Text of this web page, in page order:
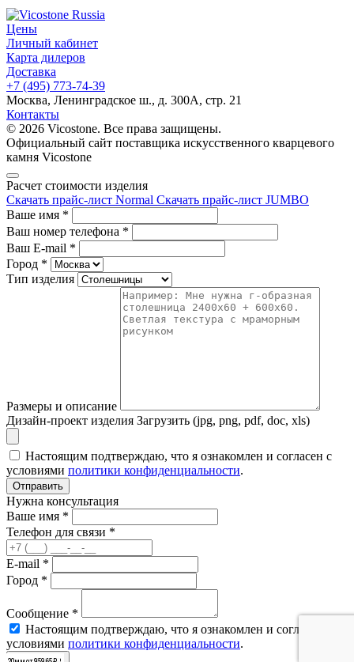
Цены
Личный кабинет
Карта дилеров
Доставка
+7 (495) 773-74-39
Москва, Ленинградское ш., д. 300А, стр. 21
Контакты
© 2026 Vicostone. Все права защищены.
Официальный сайт поставщика искусственного кварцевого
камня Vicostone
Расчет стоимости изделия
Скачать прайс-лист Normal Скачать прайс-лист JUMBO
Ваше имя *
Ваш номер телефона *
Ваш E-mail *
Город *
Тип изделия
Размеры и описание
Дизайн-проект изделия Загрузить (jpg, png, pdf, doc, xls)
Настоящим подтверждаю, что я ознакомлен и согласен с
условиями политики конфиденциальности.
Отправить
Нужна консультация
Ваше имя *
Телефон для связи *
E-mail *
Город *
Сообщение *
Настоящим подтверждаю, что я ознакомлен и согласен с
условиями политики конфиденциальности.
Отправить